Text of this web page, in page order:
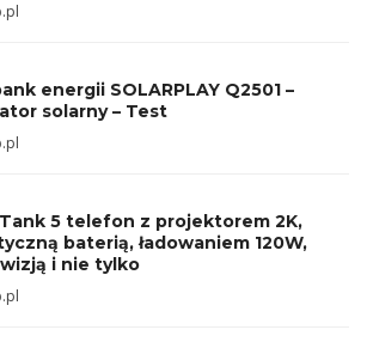
energii SOLARPLAY Q2501 –
solarny – Test
5 telefon z projektorem 2K,
baterią, ładowaniem 120W,
i nie tylko